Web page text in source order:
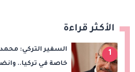
الأكثر قراءة
1
السفير التركي:
خاصة في تركيا..